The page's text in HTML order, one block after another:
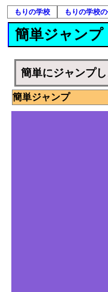
もりの学校 もりの学校
簡単ジャンプ
簡単にジャンプし
簡単ジャンプ